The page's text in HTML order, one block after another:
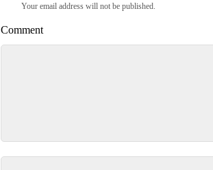
Your email address will not be published.
Comment